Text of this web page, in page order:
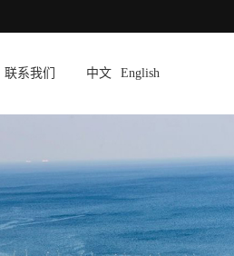
联系我们 中文 English